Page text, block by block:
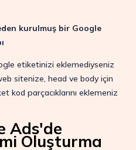
kurulmuş bir Google
etiketinizi eklemediyseniz
sitenize, head ve body için
kod parçacıklarını eklemeniz
Ads'de
Oluşturma